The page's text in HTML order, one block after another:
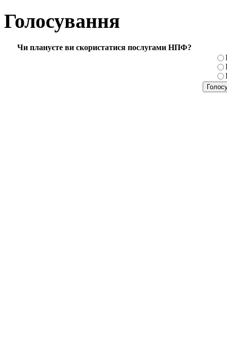
Голосування
Чи плануєте ви скористатися послугами НПФ?